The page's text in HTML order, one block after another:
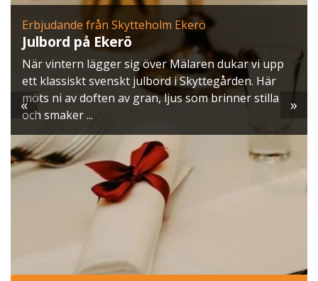
Erbjudande från Skytteholm Ekerö
Julbord på Ekerö
När vintern lägger sig över Mälaren dukar vi upp
ett klassiskt svenskt julbord i Skyttegården. Här
möts ni av doften av gran, ljus som brinner stilla
och smaker ...
« »